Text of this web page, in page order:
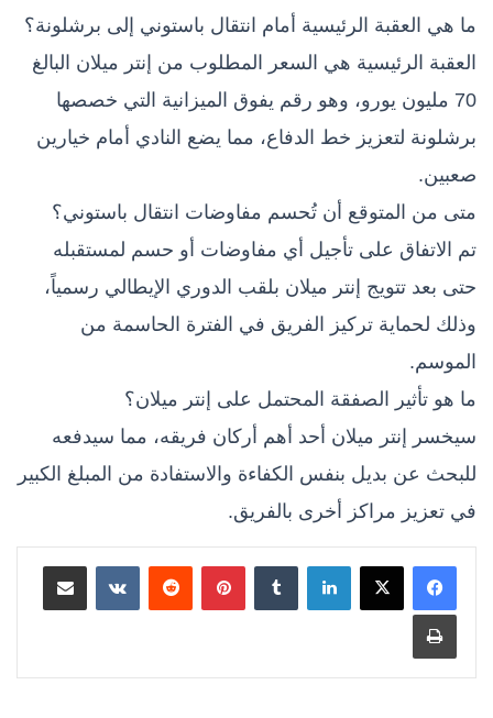
ما هي العقبة الرئيسية أمام انتقال باستوني إلى برشلونة؟
العقبة الرئيسية هي السعر المطلوب من إنتر ميلان البالغ
70 مليون يورو، وهو رقم يفوق الميزانية التي خصصها
برشلونة لتعزيز خط الدفاع، مما يضع النادي أمام خيارين
صعبين.
متى من المتوقع أن تُحسم مفاوضات انتقال باستوني؟
تم الاتفاق على تأجيل أي مفاوضات أو حسم لمستقبله
حتى بعد تتويج إنتر ميلان بلقب الدوري الإيطالي رسمياً،
وذلك لحماية تركيز الفريق في الفترة الحاسمة من
الموسم.
ما هو تأثير الصفقة المحتمل على إنتر ميلان؟
سيخسر إنتر ميلان أحد أهم أركان فريقه، مما سيدفعه
للبحث عن بديل بنفس الكفاءة والاستفادة من المبلغ الكبير
في تعزيز مراكز أخرى بالفريق.
لينكدإن بينتيريست مشاركة عبر البريد
طباعة